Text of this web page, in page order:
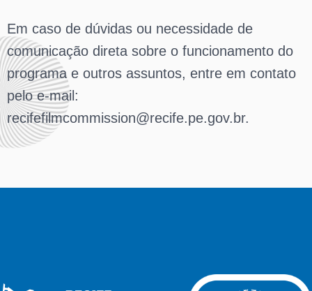
Em caso de dúvidas ou necessidade de
comunicação direta sobre o funcionamento do
programa e outros assuntos, entre em contato
pelo e-mail:
recifefilmcommission@recife.pe.gov.br.